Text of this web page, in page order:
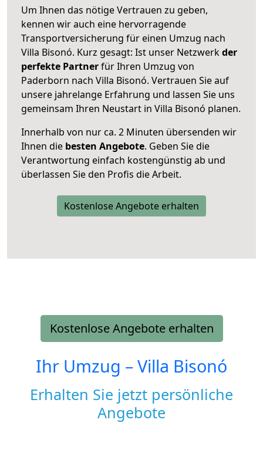
Um Ihnen das nötige Vertrauen zu geben,
kennen wir auch eine hervorragende
Transportversicherung für einen Umzug nach
Villa Bisonó. Kurz gesagt: Ist unser Netzwerkder
perfekte Partnerfür Ihren Umzug von
Paderborn nach Villa Bisonó. Vertrauen Sie auf
unsere jahrelange Erfahrung und lassen Sie uns
gemeinsam Ihren Neustart in Villa Bisonó planen.
Innerhalb von nur ca. 2 Minuten übersenden wir
Ihnen die besten Angebote. Geben Sie die
Verantwortung einfach kostengünstig ab und
überlassen Sie den Profis die Arbeit.
Kostenlose Angebote erhalten
Kostenlose Angebote erhalten
Ihr Umzug –Villa Bisonó
Erhalten Sie jetzt persönliche
Angebote